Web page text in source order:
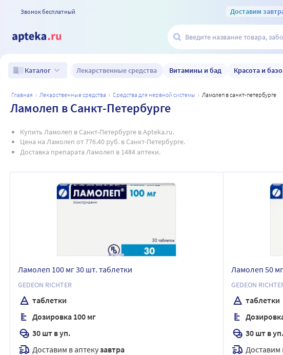
Звонок бесплатный Доставим
Каталог Лекарственные средства Витамины и бад Красота и
главная лекарственные средства средства для нервной системы ламолеп в санкт-петербурге
Ламолеп в Санкт-Петербурге
Купить Ламолеп в Санкт-Петербурге в Apteka.ru.
Цена на Ламолеп от 776.40 руб. в Санкт-Петербурге.
Доставка препарата Ламолеп в 1484 аптеки.
Ламолеп 100 мг 30 шт. таблетки
GEDEON RICHTER
таблетки
Дозировка 100 мг
30 шт в уп.
Доставим в аптекузавтра
Ламолеп 50
GEDEON
таблетки
30 шт в уп.
Доставим